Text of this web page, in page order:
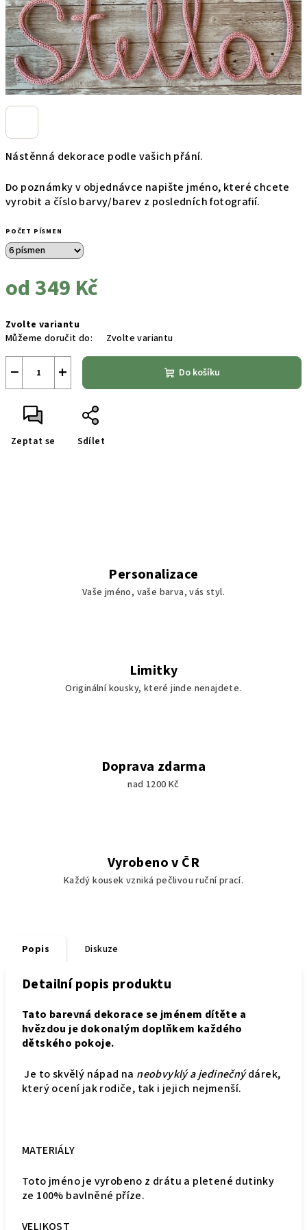
Nástěnná dekorace podle vašich přání.
Do poznámky v objednávce napište jméno, které chcete
vyrobit a číslo barvy/barev z posledních fotografií.
POČET PÍSMEN
od349 Kč
cena:
Zvolte variantu
Můžeme doručit do:
Zvolte variantu
+
− Do košíku
Zeptat se Sdílet
Personalizace
Vaše jméno, vaše barva, vás styl.
Limitky
Originální kousky, které jinde nenajdete.
Doprava zdarma
nad 1200 Kč
Vyrobeno v ČR
Každý kousek vzniká pečlivou ruční prací.
Popis Diskuze
Detailní popis produktu
Tato barevná dekorace se jménem dítěte a
hvězdou je dokonalým doplňkem každého
dětského pokoje.
Je to skvělý nápad na neobvyklý a jedinečnýdárek,
který ocení jak rodiče, tak i jejich nejmenší.
MATERIÁLY
Toto jméno je vyrobeno z drátu a pletené dutinky
ze 100% bavlněné příze.
VELIKOST